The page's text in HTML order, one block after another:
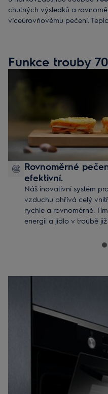
chutných výsledků a
víceúrovňovému pečení.
Funkce trouby
Rovnoměrné
efektivní.
Náš inovativní systém
vzduchu ohřívá celý
rychle a rovnoměrně.
energii a jídlo v troubě